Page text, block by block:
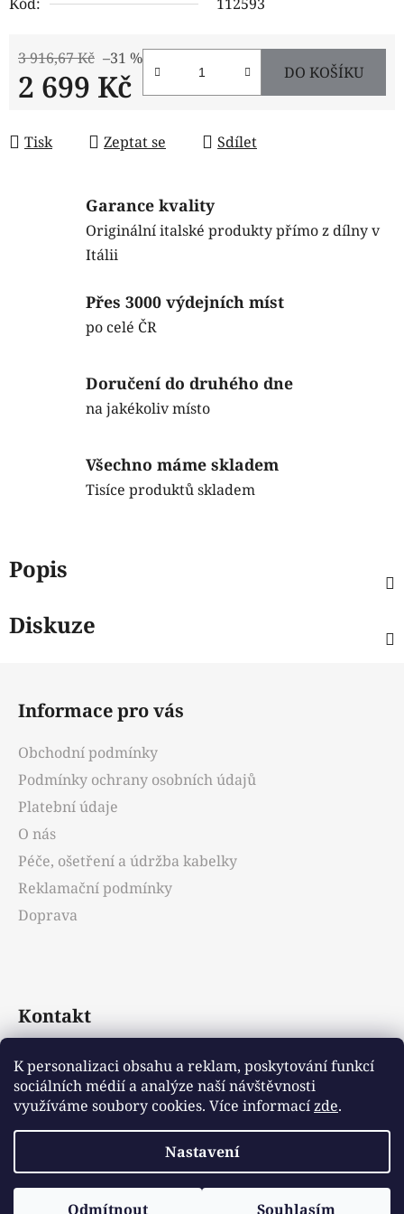
K personalizaci obsahu a reklam, poskytování funkcí
sociálních médií a analýze naší návštěvnosti
využíváme soubory cookies. Více informacízde.
Nastavení
Odmítnout Souhlasím
3 916,67 Kč –31 %
2 699 Kč DO KOŠÍKU
Tisk Zeptat se Sdílet
Garance kvality
Originální italské produkty přímo z dílny v
Itálii
Přes 3000 výdejních míst
po celé ČR
Doručení do druhého dne
na jakékoliv místo
Všechno máme skladem
Tisíce produktů skladem
Popis
Diskuze
Informace pro vás
Obchodní podmínky
Podmínky ochrany osobních údajů
Platební údaje
O nás
Péče, ošetření a údržba kabelky
Reklamační podmínky
Doprava
Kontakt
info@emotys.cz
+421903231812
Vytvořil Shoptet